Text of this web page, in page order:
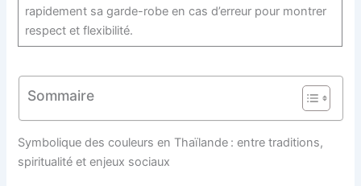
rapidement sa garde-robe en cas d’erreur pour montrer
respect et flexibilité.
Sommaire
Symbolique des couleurs en Thaïlande : entre traditions,
spiritualité et enjeux sociaux